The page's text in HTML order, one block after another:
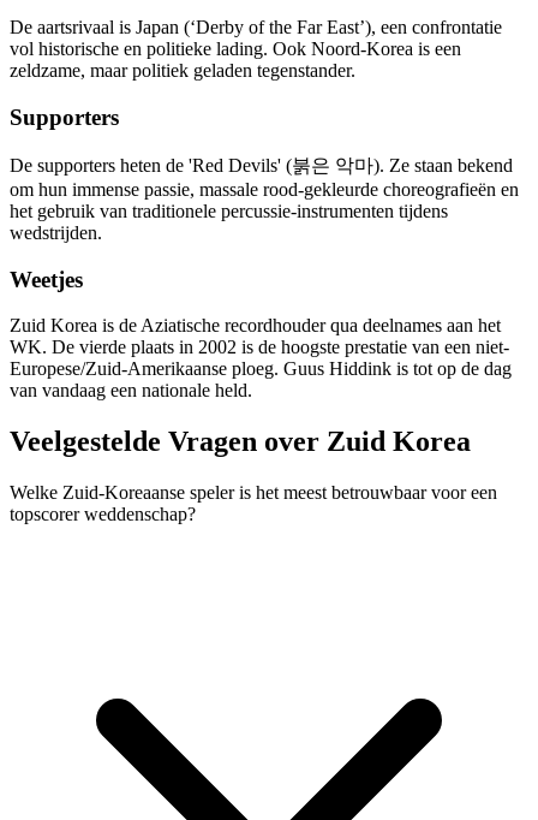
De aartsrivaal is Japan (‘Derby of the Far East’), een confrontatie
vol historische en politieke lading. Ook Noord-Korea is een
zeldzame, maar politiek geladen tegenstander.
Supporters
De supporters heten de 'Red Devils' (붉은 악마). Ze staan bekend
om hun immense passie, massale rood-gekleurde choreografieën en
het gebruik van traditionele percussie-instrumenten tijdens
wedstrijden.
Weetjes
Zuid Korea is de Aziatische recordhouder qua deelnames aan het
WK. De vierde plaats in 2002 is de hoogste prestatie van een niet-
Europese/Zuid-Amerikaanse ploeg. Guus Hiddink is tot op de dag
van vandaag een nationale held.
Veelgestelde Vragen over Zuid Korea
Welke Zuid-Koreaanse speler is het meest betrouwbaar voor een
topscorer weddenschap?